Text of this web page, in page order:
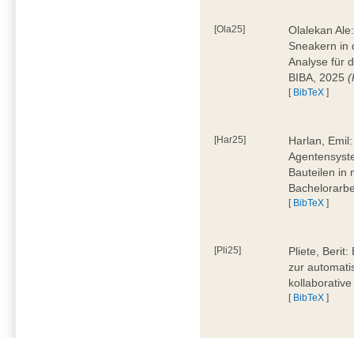
[Ola25]
Olalekan
Sneakern in
Analyse für
BIBA, 2025
[ BibTeX ]
[Har25]
Harlan,
Bauteilen in
[ BibTeX ]
[Pli25]
Pliete, Berit:
zur
[ BibTeX ]